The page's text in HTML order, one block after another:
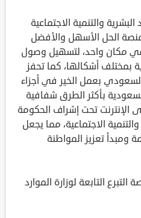
والتنمية الاجتماعية
الحل الأسهل والأفضل
مكان واحد، لتسهيل وصول
بمختلف أشكالها، كما تحفز
بعمل الخير في أجزاء
بأكثر الطرق شفافية
تحت إشراف الحكومة
الاجتماعية، مما يجعل
ومبدأ تعزيز المواطنة
التابعة لوزارة الموارد